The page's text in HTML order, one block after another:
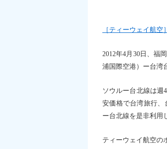
［ティーウェイ航空］
2012年4月30日、福
浦国際空港）ー台湾
ソウルー台北線は週
安価格で台湾旅行、
ー台北線を是非利用
ティーウェイ航空の